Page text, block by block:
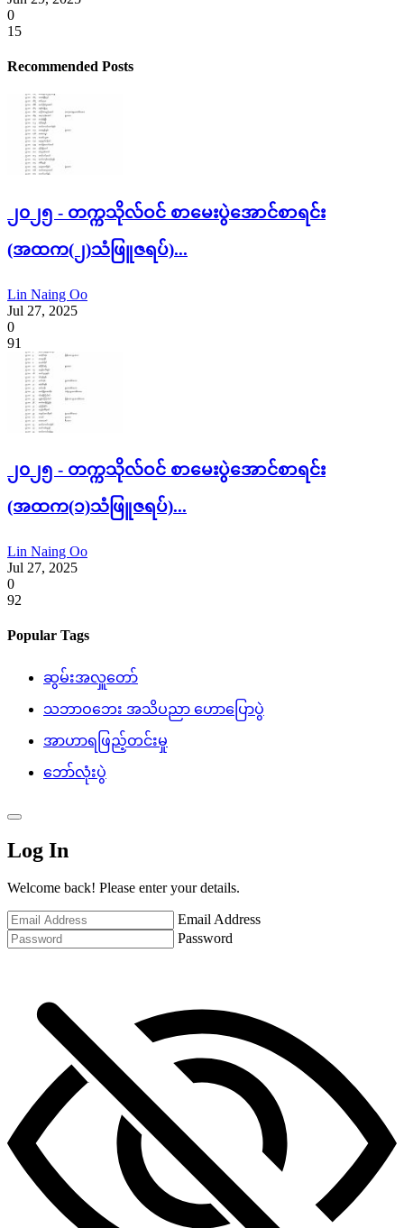
0
15
Recommended Posts
၂၀၂၅ - တက္ကသိုလ်ဝင် စာမေးပွဲအောင်စာရင်း
(အထက(၂)သံဖြူဇရပ်)...
Lin Naing Oo
Jul 27, 2025
0
91
၂၀၂၅ - တက္ကသိုလ်ဝင် စာမေးပွဲအောင်စာရင်း
(အထက(၁)သံဖြူဇရပ်)...
Lin Naing Oo
Jul 27, 2025
0
92
Popular Tags
ဆွမ်းအလှူတော်
သဘာဝဘေး အသိပညာ ဟောပြောပွဲ
အာဟာရဖြည့်တင်းမှု
ဘော်လုံးပွဲ
Log In
Welcome back! Please enter your details.
Email Address
Password